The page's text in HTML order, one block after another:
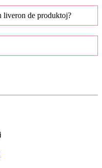
liveron de produktoj?